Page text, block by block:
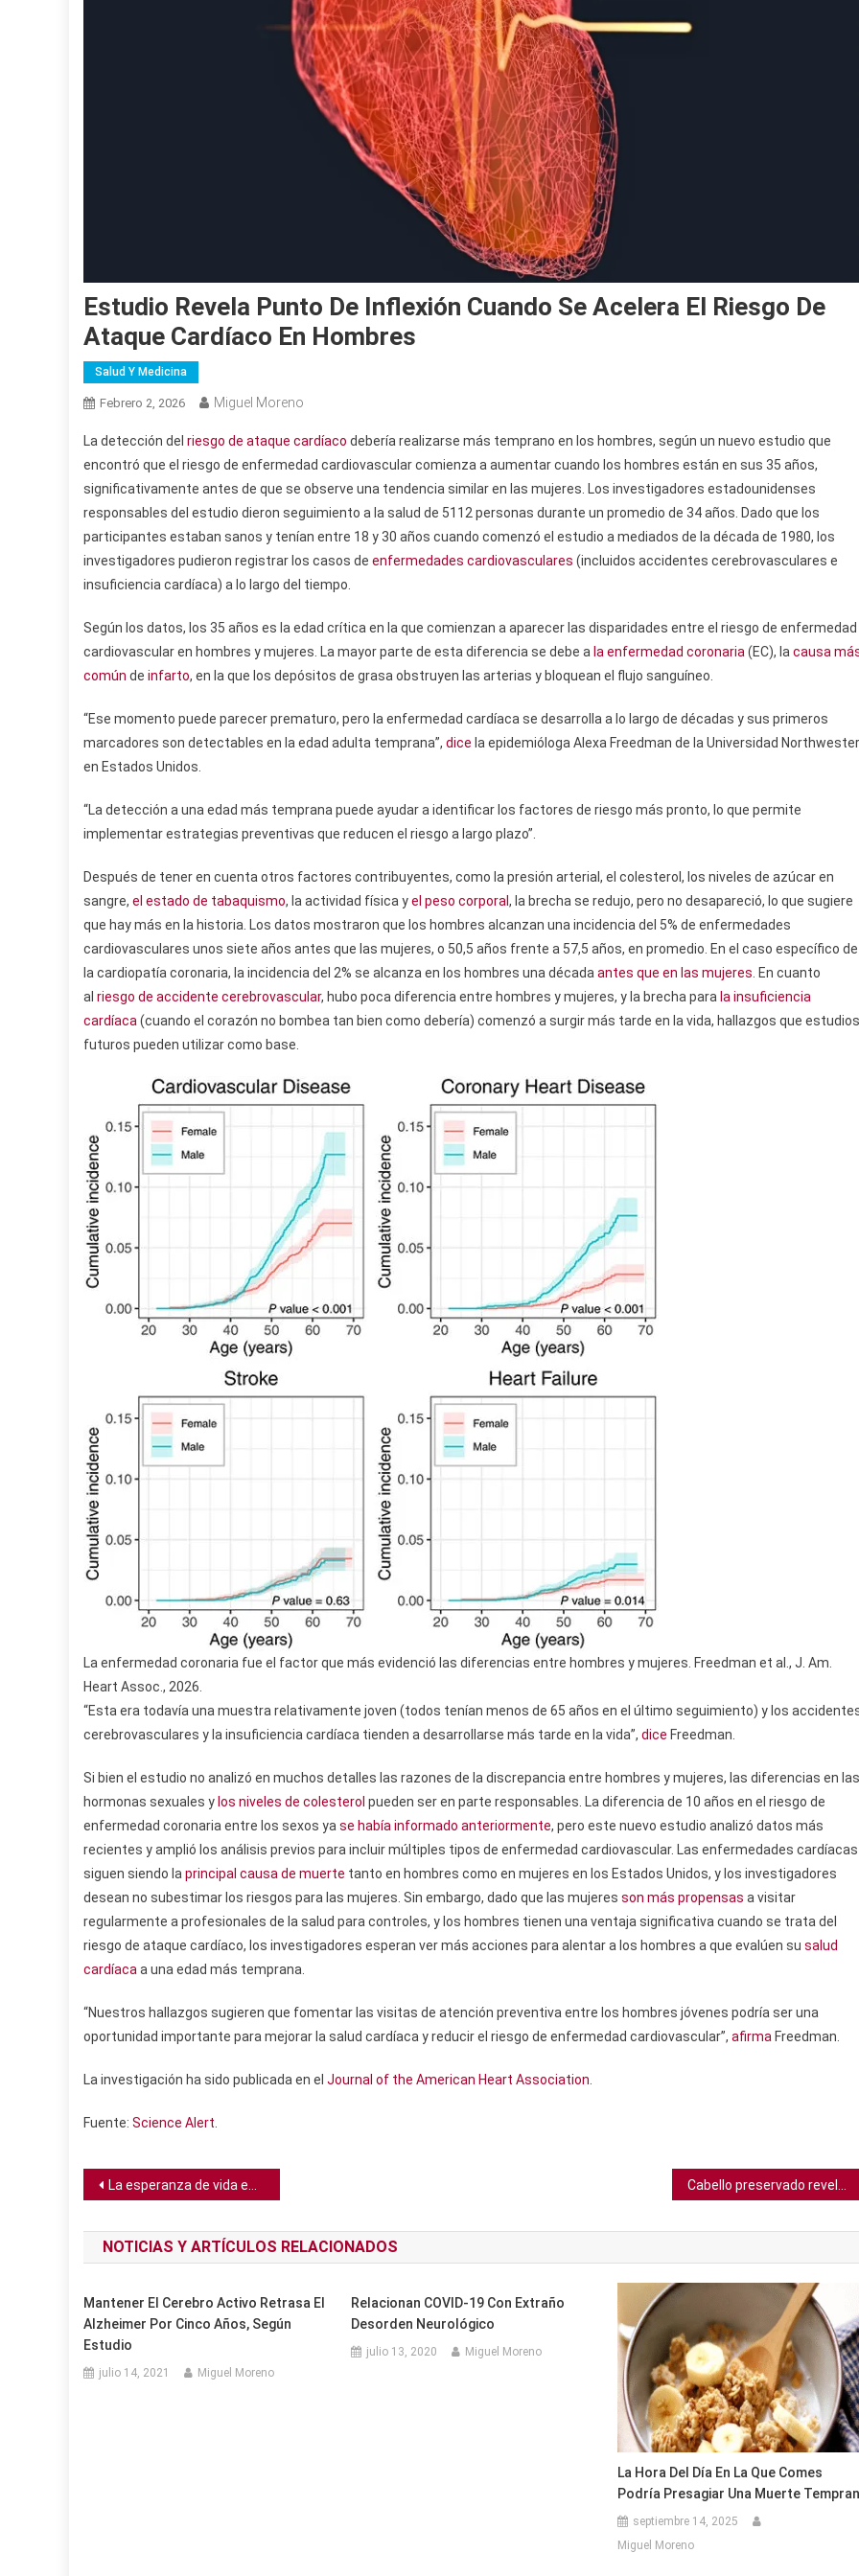
Estudio Revela Punto De Inflexión Cuando Se Acelera El Riesgo De
Ataque Cardíaco En Hombres
Salud Y Medicina
Febrero 2, 2026 Miguel Moreno
La detección del riesgo de ataque cardíaco debería realizarse más temprano en los hombres, según un nuevo estudio que
encontró que el riesgo de enfermedad cardiovascular comienza a aumentar cuando los hombres están en sus 35 años,
significativamente antes de que se observe una tendencia similar en las mujeres. Los investigadores estadounidenses
responsables del estudio dieron seguimiento a la salud de 5112 personas durante un promedio de 34 años. Dado que los
participantes estaban sanos y tenían entre 18 y 30 años cuando comenzó el estudio a mediados de la década de 1980, los
investigadores pudieron registrar los casos de enfermedades cardiovasculares (incluidos accidentes cerebrovasculares e
insuficiencia cardíaca) a lo largo del tiempo.
Según los datos, los 35 años es la edad crítica en la que comienzan a aparecer las disparidades entre el riesgo de enfermedad
cardiovascular en hombres y mujeres. La mayor parte de esta diferencia se debe a la enfermedad coronaria (EC), la causa
común de infarto, en la que los depósitos de grasa obstruyen las arterias y bloquean el flujo sanguíneo.
“Ese momento puede parecer prematuro, pero la enfermedad cardíaca se desarrolla a lo largo de décadas y sus primeros
marcadores son detectables en la edad adulta temprana”, dice la epidemióloga Alexa Freedman de la Universidad
en Estados Unidos.
“La detección a una edad más temprana puede ayudar a identificar los factores de riesgo más pronto, lo que permite
implementar estrategias preventivas que reducen el riesgo a largo plazo”.
Después de tener en cuenta otros factores contribuyentes, como la presión arterial, el colesterol, los niveles de azúcar en
sangre, el estado de tabaquismo, la actividad física yel peso corporal , la brecha se redujo, pero no desapareció, lo que sugiere
que hay más en la historia. Los datos mostraron que los hombres alcanzan una incidencia del 5% de enfermedades
cardiovasculares unos siete años antes que las mujeres, o 50,5 años frente a 57,5 ​​años, en promedio. En el caso específico de
la cardiopatía coronaria, la incidencia del 2% se alcanza en los hombres una década antes que en las mujeres . En cuanto
al riesgo de accidente cerebrovascular, hubo poca diferencia entre hombres y mujeres, y la brecha para la insuficiencia
cardíaca (cuando el corazón no bombea tan bien como debería) comenzó a surgir más tarde en la vida, hallazgos que estudios
futuros pueden utilizar como base.
La enfermedad coronaria fue el factor que más evidenció las diferencias entre hombres y mujeres. Freedman et al., J. Am.
Heart Assoc., 2026.
“Esta era todavía una muestra relativamente joven (todos tenían menos de 65 años en el último seguimiento) y los
cerebrovasculares y la insuficiencia cardíaca tienden a desarrollarse más tarde en la vida”, dice Freedman.
Si bien el estudio no analizó en muchos detalles las razones de la discrepancia entre hombres y mujeres, las diferencias en las
hormonas sexuales y los niveles de colesterol pueden ser en parte responsables. La diferencia de 10 años en el riesgo de
enfermedad coronaria entre los sexos ya se había informado anteriormente, pero este nuevo estudio analizó datos más
recientes y amplió los análisis previos para incluir múltiples tipos de enfermedad cardiovascular. Las enfermedades cardíacas
siguen siendo la principal causa de muerte tanto en hombres como en mujeres en los Estados Unidos, y los investigadores
desean no subestimar los riesgos para las mujeres. Sin embargo, dado que las mujeres son más propensas a visitar
regularmente a profesionales de la salud para controles, y los hombres tienen una ventaja significativa cuando se trata del
riesgo de ataque cardíaco, los investigadores esperan ver más acciones para alentar a los hombres a que evalúen su salud
cardíaca a una edad más temprana.
“Nuestros hallazgos sugieren que fomentar las visitas de atención preventiva entre los hombres jóvenes podría ser una
oportunidad importante para mejorar la salud cardíaca y reducir el riesgo de enfermedad cardiovascular”, afirma Freedman.
La investigación ha sido publicada en el Journal of the American Heart Association
Fuente: Science Alert
Navegación
de
entradas
La esperanza de vida está determinada en un 50% por la genética, sugiere estudio
NOTICIAS Y ARTÍCULOS RELACIONADOS
Mantener El Cerebro Activo Retrasa El
Alzheimer Por Cinco Años, Según
Estudio
julio 14, 2021 Miguel Moreno
Relacionan COVID-19 Con Extraño
Desorden Neurológico
julio 13, 2020 Miguel Moreno
La Hora Del Día En La Que Comes
Podría Presagiar Una Muerte
septiembre 14, 2025
Miguel Moreno